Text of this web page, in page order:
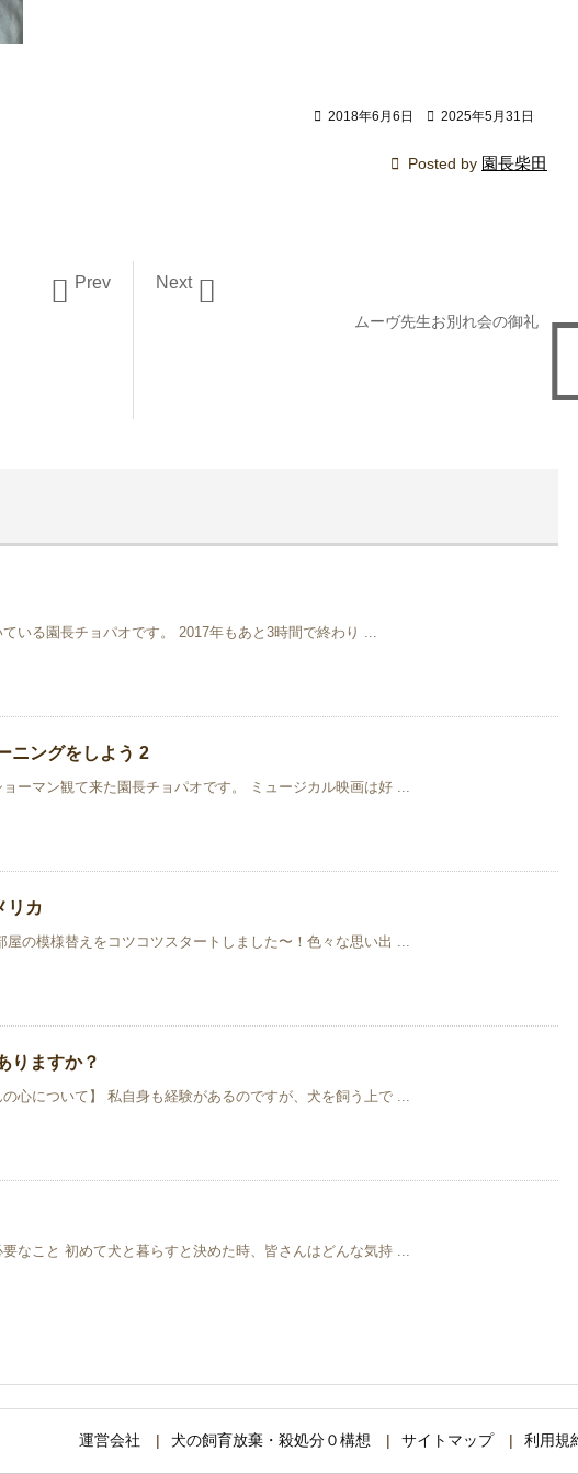
 2018年6月6日  2025年5月31日
 Posted by 園長柴田
ムーヴ先生お別れ会の御礼

Next
 Prev
いる園長チョパオです。 2017年もあと3時間で終わり ...
ニングをしよう 2
ーマン観て来た園長チョパオです。 ミュージカル映画は好 ...
リカ
屋の模様替えをコツコツスタートしました〜！色々な思い出 ...
りますか？
心について】 私自身も経験があるのですが、犬を飼う上で ...
なこと 初めて犬と暮らすと決めた時、皆さんはどんな気持 ...
運営会社 犬の飼育放棄・殺処分０構想 サイトマップ 利用規